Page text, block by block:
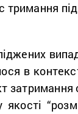
тримання
в
затримання